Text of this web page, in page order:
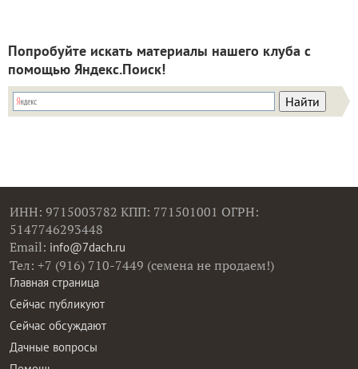
Попробуйте искать материалы нашего клуба с
помощью Яндекс.Поиск!
ИНН: 9715003782 КПП: 771501001 ОГРН:
5147746293448
Email: info@7dach.ru
Тел: +7 (916) 710-7449 (семена не продаем!)
Главная страница
Сейчас публикуют
Сейчас обсуждают
Дачные вопросы